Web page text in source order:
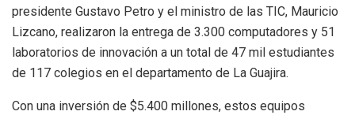
presidente Gustavo Petro y el ministro de las TIC, Mauricio
Lizcano, realizaron la entrega de 3.300 computadores y 51
laboratorios de innovación a un total de 47 mil estudiantes
de 117 colegios en el departamento de La Guajira.
Con una inversión de $5.400 millones, estos equipos